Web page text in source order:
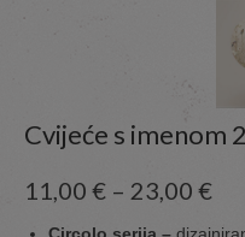
Cvijeće s imenom 2
11,00 € – 23,00 €
Circolo serija –